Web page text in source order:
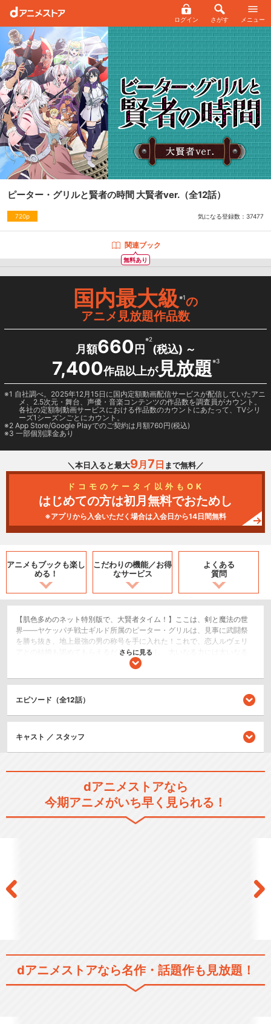
ログイン さがす メニュー
ピーター・グリルと賢者の時間 大賢者ver. （全12話）
720p 気になる登録数： 37477
無料あり
関連ブック
国内最大級※1の
アニメ見放題作品数
月額660 円
※2
(税込) ～
7,400作品以上が見放題※3
1 自社調べ。2025年12月15日に国内定額動画配信サービスが配信していたアニ
メ、2.5次元・舞台、声優・音楽コンテンツの作品数を調査員がカウント。
各社の定額制動画サービスにおける作品数のカウントにあたって、TVシリ
ーズ1シーズンごとにカウント。
2 App Store/Google Playでのご契約は月額760円(税込)
3 一部個別課金あり
＼本日入ると最大9月 7 日 まで無料／
ドコモのケータイ以外もOK
はじめての方は初月無料でおためし
※アプリから入会いただく場合は入会日から14日間無料
アニメもブックも楽し
める！
こだわりの機能／お得
なサービス
よくある
質問
【肌色多めのネット特別版で、大賢者タイム！】ここは、剣と魔法の世
界――ヤケッパチ戦士ギルド所属のピーター・グリルは、見事に武闘祭
を勝ち抜き、地上最強の男の称号を手に入れた！これで、恋人ルヴェリ
アとの結婚も認めてもらえるだろう。しかし、大いなる力には大いなる
代償がともなう…。オーガ。エルフ。オーク。地上最強の遺伝子を狙う
としていた。なぜ人は、事が終わってからこんなにも冷静になるのだろ
うか。かつて誰も見た事がない、地上最強の賢者タイムがやってくる！
ピーター・グリルと賢者の時
間 通常ver.
ピーター・グリルと賢者の時
間 Super Ex…
さらに見る
エピソード（全12話）
キャスト ／ スタッフ
dアニメストアなら
今期アニメがいち早く見られる！
dアニメストアなら名作・話題作も見放題！